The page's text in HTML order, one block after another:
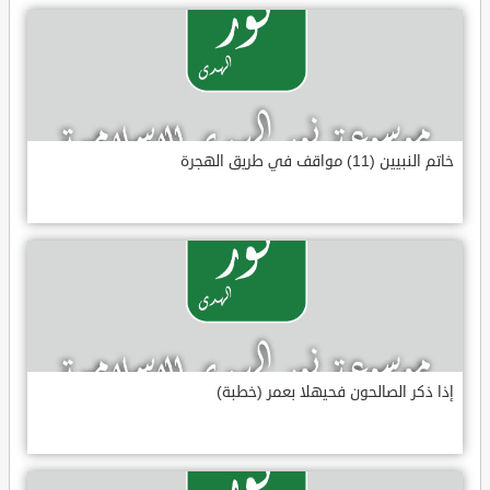
خاتم النبيين (11) مواقف في طريق الهجرة
إذا ذكر الصالحون فحيهلا بعمر (خطبة)